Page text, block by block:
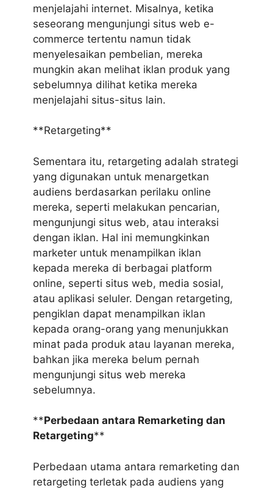
menjelajahi internet. Misalnya, ketika
seseorang mengunjungi situs web e-
commerce tertentu namun tidak
menyelesaikan pembelian, mereka
mungkin akan melihat iklan produk yang
sebelumnya dilihat ketika mereka
menjelajahi situs-situs lain.
**Retargeting**
Sementara itu, retargeting adalah strategi
yang digunakan untuk menargetkan
audiens berdasarkan perilaku online
mereka, seperti melakukan pencarian,
mengunjungi situs web, atau interaksi
dengan iklan. Hal ini memungkinkan
marketer untuk menampilkan iklan
kepada mereka di berbagai platform
online, seperti situs web, media sosial,
atau aplikasi seluler. Dengan retargeting,
pengiklan dapat menampilkan iklan
kepada orang-orang yang menunjukkan
minat pada produk atau layanan mereka,
bahkan jika mereka belum pernah
mengunjungi situs web mereka
sebelumnya.
**Perbedaan antara Remarketing dan
Retargeting**
Perbedaan utama antara remarketing dan
retargeting terletak pada audiens yang